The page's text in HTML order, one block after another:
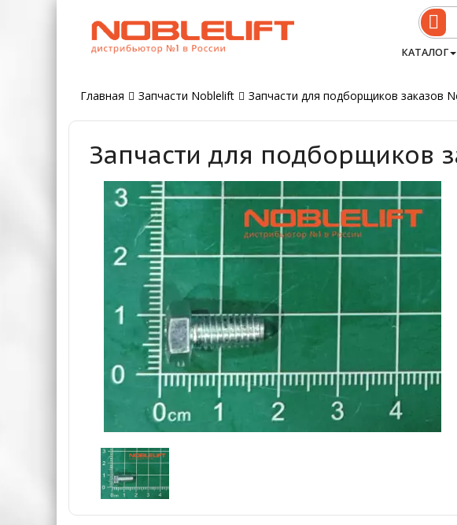
КАТАЛОГ
Главная Запчасти Noblelift Запчасти для подборщиков заказов
Запчасти для подборщиков